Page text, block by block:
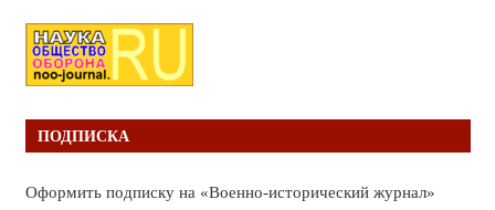
ПОДПИСКА
Оформить подписку на «Военно-исторический журнал»